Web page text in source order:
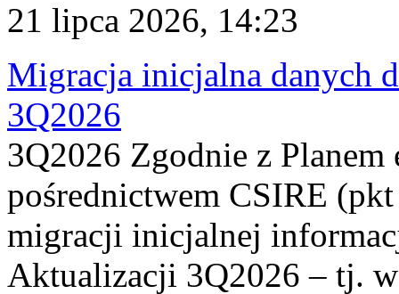
21 lipca 2026, 14:23
Migracja inicjalna danych
3Q2026
3Q2026 Zgodnie z
pośrednictwem CSIRE
migracji inicjalnej
Aktualizacji 3Q2026 – tj.